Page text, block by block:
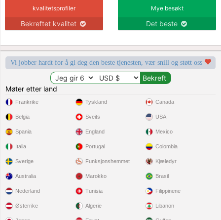
kvalitetsprofiler
Bekreftet kvalitet
Mye besøkt
Det beste
Vi jobber hardt for å gi deg den beste tjenesten, vær snill og støtt oss
Møter etter land
Frankrike
Belgia
Spania
Italia
Sverige
Tyskland
Sveits
England
Portugal
Funksjonshemmet
Canada
USA
Mexico
Colombia
Kjæledyr
Australia
Nederland
Østerrike
Marokko
Tunisia
Algerie
Brasil
Filippinene
Libanon